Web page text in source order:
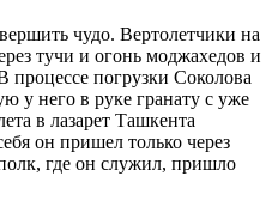
чудо. Вертолетчики на
тучи и огонь моджахедов и
процессе погрузки Соколова
у него в руке гранату с уже
в лазарет Ташкента
он пришел только через
где он служил, пришло